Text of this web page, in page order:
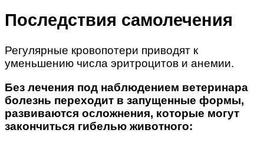
Последствия самолечения
Регулярные кровопотери приводят к
уменьшению числа эритроцитов и анемии.
Без лечения под наблюдением ветеринара
болезнь переходит в запущенные формы,
развиваются осложнения, которые могут
закончиться гибелью животного: